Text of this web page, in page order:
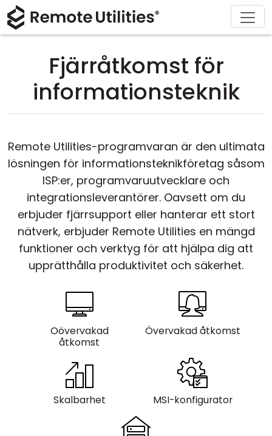
Fjärråtkomst för
informationsteknik
Remote Utilities-programvaran är den ultimata
lösningen för informationsteknikföretag såsom
ISP:er, programvaruutvecklare och
integrationsleverantörer. Oavsett om du
erbjuder fjärrsupport eller hanterar ett stort
nätverk, erbjuder Remote Utilities en mängd
funktioner och verktyg för att hjälpa dig att
upprätthålla produktivitet och säkerhet.
Oövervakad
åtkomst
Övervakad åtkomst
Skalbarhet MSI-konfigurator
Produkt
Säkerhet
Anslutningslägen
Oövervakad åtkomst
Active Directory-support
MSI-konfiguration
Moln & Lokal installation
Lösningar
Tillverkning och detaljhandel
Informationsteknik
Ladda ner
macOS
Köp
Licensassistent
Support
Dokumentation
Om
Pressrum